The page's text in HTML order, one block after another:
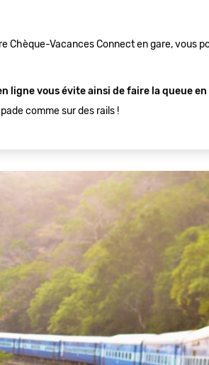
Chèque-Vacances Connect en gare, vous
ligne vous évite ainsi de faire la queue
comme sur des rails !